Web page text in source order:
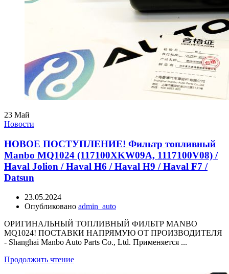
23 Май
Новости
НОВОЕ ПОСТУПЛЕНИЕ! Фильтр топливный
Manbo MQ1024 (117100XKW09A, 1117100V08) /
Haval Jolion / Haval H6 / Haval H9 / Haval F7 /
Datsun
23.05.2024
Опубликовано admin_auto
ОРИГИНАЛЬНЫЙ ТОПЛИВНЫЙ ФИЛЬТР MANBO
MQ1024! ПОСТАВКИ НАПРЯМУЮ ОТ ПРОИЗВОДИТЕЛЯ
- Shanghai Manbo Auto Parts Co., Ltd. Применяется ...
Продолжить чтение